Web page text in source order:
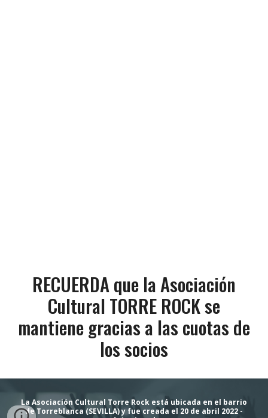
RECUERDA que la Asociación
Cultural TORRE ROCK se
mantiene gracias a las cuotas de
los socios
La Asociación Cultural Torre Rock está ubicada en el barrio
de Torreblanca (SEVILLA) y fue creada el 20 de abril 2022 -